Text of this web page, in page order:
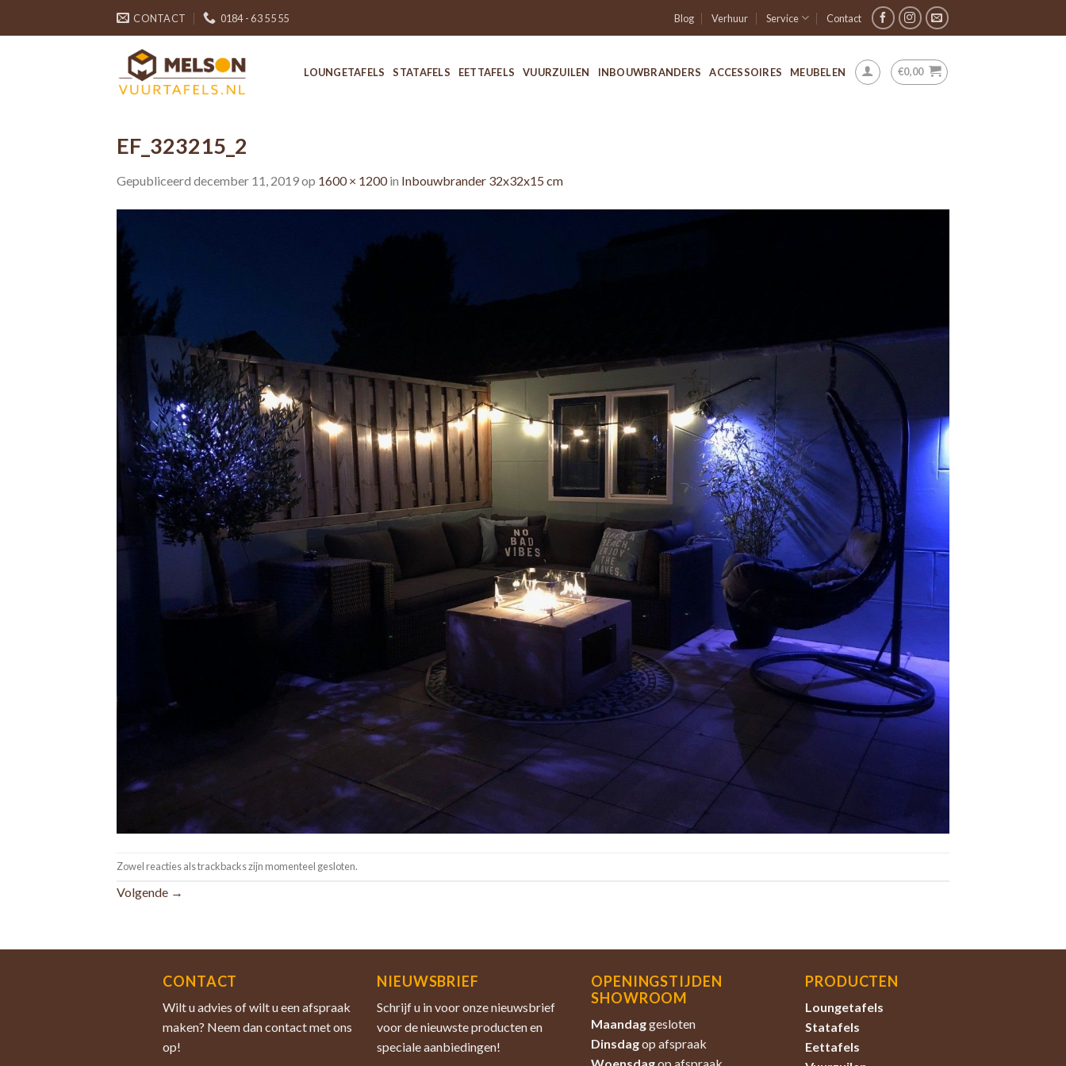
CONTACT 0184 - 63 55 55 Blog Verhuur Service Contact
LOUNGETAFELS STATAFELS EETTAFELS VUURZUILEN INBOUWBRANDERS ACCESSOIRES MEUBELEN €0,00
EF_323215_2
Gepubliceerd december 11, 2019op 1600 × 1200in Inbouwbrander 32x32x15 cm
Zowel reacties als trackbacks zijn momenteel gesloten.
Volgende →
CONTACT
Wilt u advies of wilt u een afspraak
maken? Neem dan contact met ons
op!
NIEUWSBRIEF
Schrijf u in voor onze nieuwsbrief
voor de nieuwste producten en
speciale aanbiedingen!
OPENINGSTIJDEN
SHOWROOM
Maandaggesloten
Dinsdagop afspraak
PRODUCTEN
Loungetafels
Statafels
Eettafels